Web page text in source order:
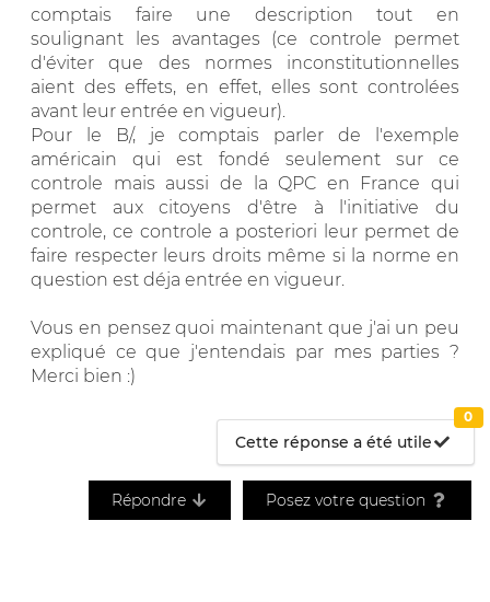
comptais faire une description tout en
soulignant les avantages (ce controle permet
d'éviter que des normes inconstitutionnelles
aient des effets, en effet, elles sont controlées
avant leur entrée en vigueur).
Pour le B/, je comptais parler de l'exemple
américain qui est fondé seulement sur ce
controle mais aussi de la QPC en France qui
permet aux citoyens d'être à l'initiative du
controle, ce controle a posteriori leur permet de
faire respecter leurs droits même si la norme en
question est déja entrée en vigueur.
Vous en pensez quoi maintenant que j'ai un peu
expliqué ce que j'entendais par mes parties ?
Merci bien :)
Cette réponse a été utile
0
Répondre Posez votre question